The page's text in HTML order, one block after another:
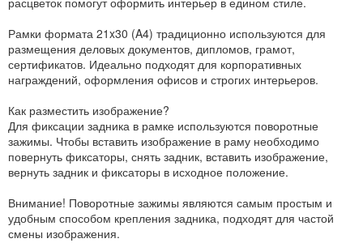
Рамки формата 21x30 (A4) традиционно используются для
размещения деловых документов, дипломов, грамот,
сертификатов. Идеально подходят для корпоративных
награждений, оформления офисов и строгих интерьеров.
Как разместить изображение?
Для фиксации задника в рамке используются поворотные
зажимы. Чтобы вставить изображение в раму необходимо
повернуть фиксаторы, снять задник, вставить изображение,
вернуть задник и фиксаторы в исходное положение.
Внимание! Поворотные зажимы являются самым простым и
удобным способом крепления задника, подходят для частой
смены изображения.